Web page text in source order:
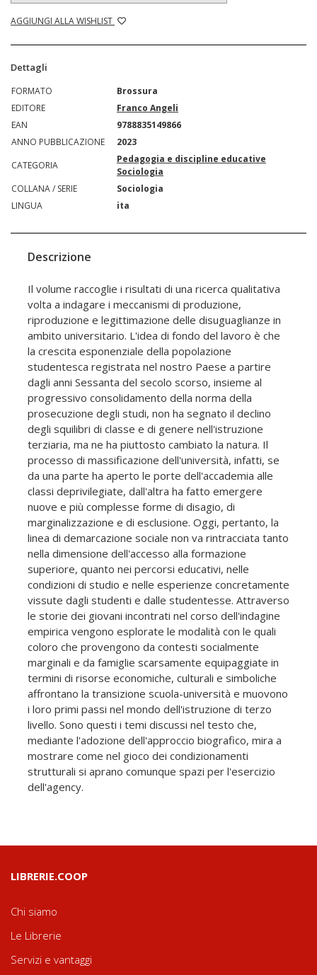
AGGIUNGI ALLA WISHLIST
Dettagli
FORMATO
Brossura
EDITORE
Franco Angeli
EAN
9788835149866
ANNO PUBBLICAZIONE
2023
CATEGORIA
Pedagogia e discipline educative
Sociologia
COLLANA / SERIE
Sociologia
LINGUA
ita
Descrizione
Il volume raccoglie i risultati di una ricerca qualitativa
volta a indagare i meccanismi di produzione,
riproduzione e legittimazione delle disuguaglianze in
ambito universitario. L'idea di fondo del lavoro è che
la crescita esponenziale della popolazione
studentesca registrata nel nostro Paese a partire
dagli anni Sessanta del secolo scorso, insieme al
progressivo consolidamento della norma della
prosecuzione degli studi, non ha segnato il declino
degli squilibri di classe e di genere nell'istruzione
terziaria, ma ne ha piuttosto cambiato la natura. Il
processo di massificazione dell'università, infatti, se
da una parte ha aperto le porte dell'accademia alle
classi deprivilegiate, dall'altra ha fatto emergere
nuove e più complesse forme di disagio, di
marginalizzazione e di esclusione. Oggi, pertanto, la
linea di demarcazione sociale non va rintracciata tanto
nella dimensione dell'accesso alla formazione
superiore, quanto nei percorsi educativi, nelle
condizioni di studio e nelle esperienze concretamente
vissute dagli studenti e dalle studentesse. Attraverso
le storie dei giovani incontrati nel corso dell'indagine
empirica vengono esplorate le modalità con le quali
coloro che provengono da contesti socialmente
marginali e da famiglie scarsamente equipaggiate in
termini di risorse economiche, culturali e simboliche
affrontano la transizione scuola-università e muovono
i loro primi passi nel mondo dell'istruzione di terzo
livello. Sono questi i temi discussi nel testo che,
mediante l'adozione dell'approccio biografico, mira a
mostrare come nel gioco dei condizionamenti
strutturali si aprano comunque spazi per l'esercizio
dell'agency.
LIBRERIE.COOP
Chi siamo
Le Librerie
Servizi e vantaggi